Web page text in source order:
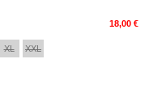
18,00 €
XL XXL